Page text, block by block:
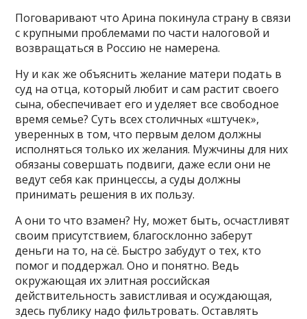
Поговаривают что Арина покинула страну в связи
с крупными проблемами по части налоговой и
возвращаться в Россию не намерена.
Ну и как же объяснить желание матери подать в
суд на отца, который любит и сам растит своего
сына, обеспечивает его и уделяет все свободное
время семье? Суть всех столичных «штучек»,
уверенных в том, что первым делом должны
исполняться только их желания. Мужчины для них
обязаны совершать подвиги, даже если они не
ведут себя как принцессы, а суды должны
принимать решения в их пользу.
А они то что взамен? Ну, может быть, осчастливят
своим присутствием, благосклонно заберут
деньги на то, на сё. Быстро забудут о тех, кто
помог и поддержал. Оно и понятно. Ведь
окружающая их элитная российская
действительность завистливая и осуждающая,
здесь публику надо фильтровать. Оставлять